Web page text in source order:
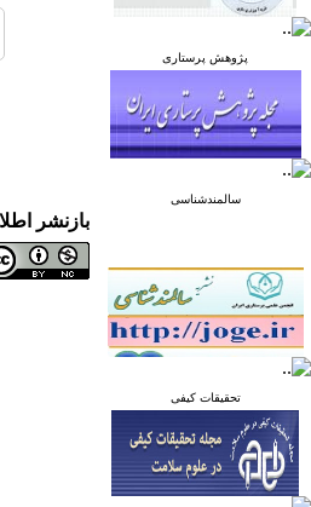
پژوهش پرستاری
سالمندشناسی
تحقیقات کیفی
بازنشر